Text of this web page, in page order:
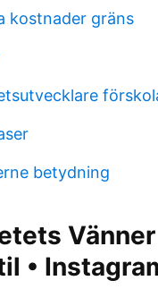
kostnader gräns
betydning
Vänner
•